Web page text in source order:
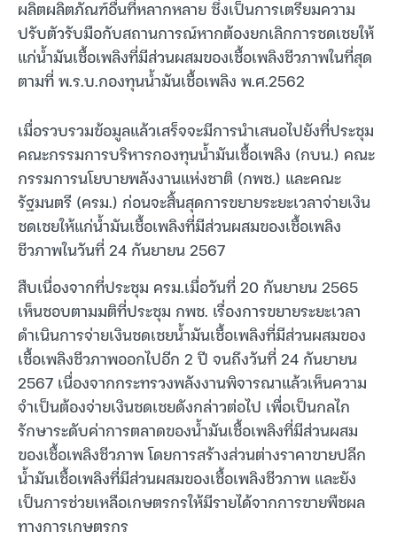
ผลิตผลิตภัณฑ์อื่นที่หลากหลาย ซึ่งเป็นการเตรียมความ
ปรับตัวรับมือกับสถานการณ์หากต้องยกเลิกการชดเชยให้
แก่น้ำมันเชื้อเพลิงที่มีส่วนผสมของเชื้อเพลิงชีวภาพในที่สุด
ตามที่ พ.ร.บ.กองทุนน้ำมันเชื้อเพลิง พ.ศ.2562
เมื่อรวบรวมข้อมูลแล้วเสร็จจะมีการนำเสนอไปยังที่ประชุม
คณะกรรมการบริหารกองทุนน้ำมันเชื้อเพลิง (กบน.) คณะ
กรรมการนโยบายพลังงานแห่งชาติ (กพช.) และคณะ
รัฐมนตรี (ครม.) ก่อนจะสิ้นสุดการขยายระยะเวลาจ่ายเงิน
ชดเชยให้แก่น้ำมันเชื้อเพลิงที่มีส่วนผสมของเชื้อเพลิง
ชีวภาพในวันที่ 24 กันยายน 2567
สืบเนื่องจากที่ประชุม ครม.เมื่อวันที่ 20 กันยายน 2565
เห็นชอบตามมติที่ประชุม กพช. เรื่องการขยายระยะเวลา
ดำเนินการจ่ายเงินชดเชยน้ำมันเชื้อเพลิงที่มีส่วนผสมของ
เชื้อเพลิงชีวภาพออกไปอีก 2 ปี จนถึงวันที่ 24 กันยายน
2567 เนื่องจากกระทรวงพลังงานพิจารณาแล้วเห็นความ
จำเป็นต้องจ่ายเงินชดเชยดังกล่าวต่อไป เพื่อเป็นกลไก
รักษาระดับค่าการตลาดของน้ำมันเชื้อเพลิงที่มีส่วนผสม
ของเชื้อเพลิงชีวภาพ โดยการสร้างส่วนต่างราคาขายปลีก
น้ำมันเชื้อเพลิงที่มีส่วนผสมของเชื้อเพลิงชีวภาพ และยัง
เป็นการช่วยเหลือเกษตรกรให้มีรายได้จากการขายพืชผล
ทางการเกษตรกร